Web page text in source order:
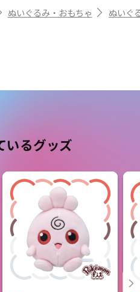
ぬいぐるみ・おもちゃ ぬいぐ
いるグッズ